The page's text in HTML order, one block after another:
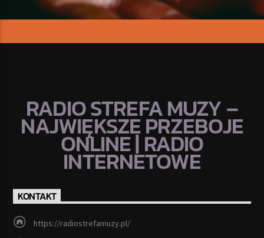
RADIO STREFA MUZY –
NAJWIĘKSZE PRZEBOJE
ONLINE | RADIO
INTERNETOWE
KONTAKT
https://radiostrefamuzy.pl/